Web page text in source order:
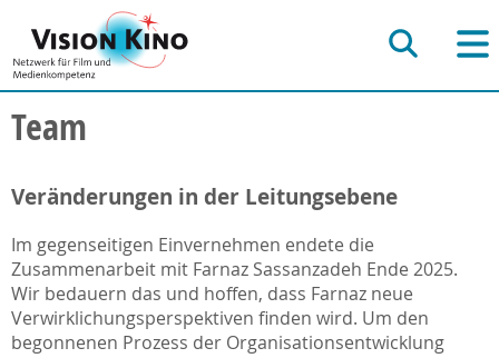
Team
Veränderungen in der Leitungsebene
Im gegenseitigen Einvernehmen endete die
Zusammenarbeit mit Farnaz Sassanzadeh Ende 2025.
Wir bedauern das und hoffen, dass Farnaz neue
Verwirklichungsperspektiven finden wird. Um den
begonnenen Prozess der Organisationsentwicklung